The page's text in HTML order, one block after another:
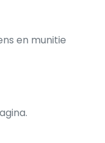
en munitie